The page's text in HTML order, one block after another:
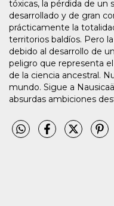
tóxicas, la pérdida de
desarrollado y de gran
prácticamente la
territorios baldíos. Pero
debido al desarrollo de
peligro que representa
de la ciencia ancestral.
mundo. Sigue a
absurdas ambiciones